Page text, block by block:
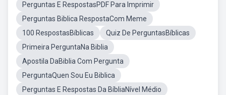
Perguntas E RespostasPDF Para Imprimir
Perguntas Biblica RespostaCom Meme
100 RespostasBíblicas
Quiz De PerguntasBíblicas
Primeira PerguntaNa Biblia
Apostila DaBiblia Com Pergunta
PerguntaQuen Sou Eu Biblica
Perguntas E Respostas Da BíbliaNível Médio